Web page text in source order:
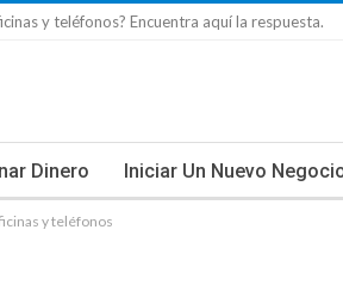
y teléfonos? Encuentra aquí la respuesta.
Dinero Iniciar Un Nuevo
y teléfonos